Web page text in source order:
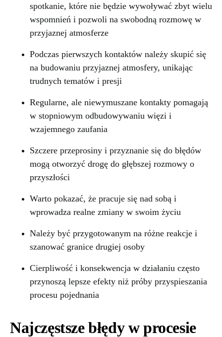
spotkanie, które nie będzie wywoływać zbyt wielu
wspomnień i pozwoli na swobodną rozmowę w
przyjaznej atmosferze
Podczas pierwszych kontaktów należy skupić się
na budowaniu przyjaznej atmosfery, unikając
trudnych tematów i presji
Regularne, ale niewymuszane kontakty pomagają
w stopniowym odbudowywaniu więzi i
wzajemnego zaufania
Szczere przeprosiny i przyznanie się do błędów
mogą otworzyć drogę do głębszej rozmowy o
przyszłości
Warto pokazać, że pracuje się nad sobą i
wprowadza realne zmiany w swoim życiu
Należy być przygotowanym na różne reakcje i
szanować granice drugiej osoby
Cierpliwość i konsekwencja w działaniu często
przynoszą lepsze efekty niż próby przyspieszania
procesu pojednania
Najczęstsze błędy w procesie